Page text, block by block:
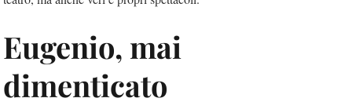
Eugenio, mai
dimenticato